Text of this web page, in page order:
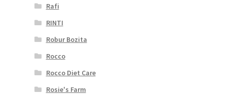
Rafi
RINTI
Robur Bozita
Rocco
Rocco Diet Care
Rosie's Farm